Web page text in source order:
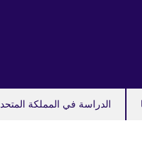
الدراسة في المملكة